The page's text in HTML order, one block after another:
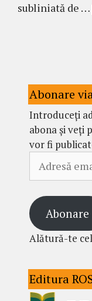
subliniată de …
Abonare
Introduceți
abona și veți
vor fi
email
Abonare
Alătură-te
Editura